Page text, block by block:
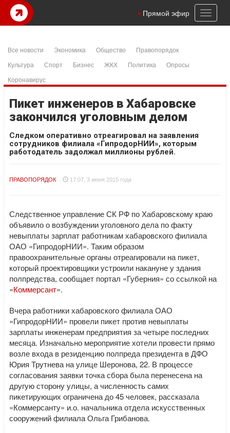
Toggle
Прямой эфир
Все новости Экономика Общество
Правопорядок
Культура
Спорт Бизнес ЖКХ Политика
Опросы
Коронавирус
Пикет инженеров в Хабаровске
закончился уголовным делом
Следком оперативно отреагировал на заявления
сотрудников филиала «ГипродорНИИ», которым
работодатель задолжал миллионы рублей.
ПРАВОПОРЯДОК 17:07, 3 июня 2015 года
Следственное управление СК РФ по Хабаровскому краю
объявило о возбуждении уголовного дела по факту
невыплаты зарплат работникам хабаровского филиала
ОАО «ГипродорНИИ». Таким образом
правоохранительные органы отреагировали на пикет,
который проектировщики устроили накануне у здания
полпредства, сообщает портал «Губерния» со ссылкой на
«Коммерсант».
Вчера работники хабаровского филиала ОАО
«ГипродорНИИ» провели пикет против невыплаты
зарплаты инженерам предприятия за четыре последних
месяца. Изначально мероприятие хотели провести прямо
возле входа в резиденцию полпреда президента в ДФО
Юрия Трутнева на улице Шеронова, 22. В процессе
согласования заявки точка сбора была перенесена на
другую сторону улицы, а численность самих
пикетирующих ограничена до 45 человек, рассказала
«Коммерсанту» и.о. начальника отдела искусственных
сооружений филиала Ольга Грибанова.